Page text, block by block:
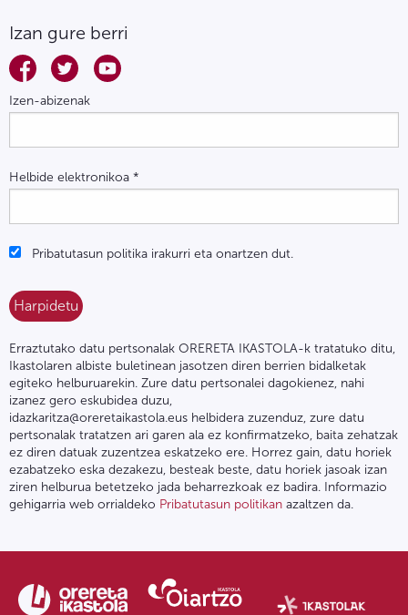
Izan gure berri
Izen-abizenak
Helbide elektronikoa *
Pribatutasun politika irakurri eta onartzen dut.
Erraztutako datu pertsonalak ORERETA IKASTOLA-k tratatuko ditu,
Ikastolaren albiste buletinean jasotzen diren berrien bidalketak
egiteko helburuarekin. Zure datu pertsonalei dagokienez, nahi
izanez gero eskubidea duzu,
idazkaritza@oreretaikastola.eus helbidera zuzenduz, zure datu
pertsonalak tratatzen ari garen ala ez konfirmatzeko, baita zehatzak
ez diren datuak zuzentzea eskatzeko ere. Horrez gain, datu horiek
ezabatzeko eska dezakezu, besteak beste, datu horiek jasoak izan
ziren helburua betetzeko jada beharrezkoak ez badira. Informazio
gehigarria web orrialdeko Pribatutasun politikan azaltzen da.